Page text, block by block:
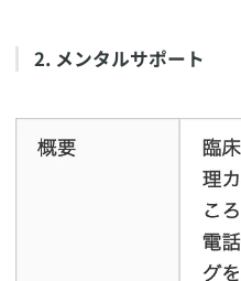
​2. メンタルサポート